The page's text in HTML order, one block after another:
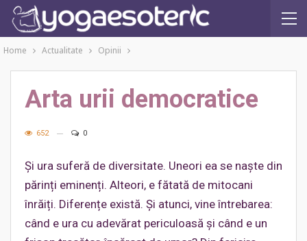
Home Actualitate Opinii
Arta urii democratice
652 0
Și ura suferă de diversitate. Uneori ea se naște din
părinți eminenți. Alteori, e fătată de mitocani
înrăiți. Diferențe există. Și atunci, vine întrebarea:
când e ura cu adevărat periculoasă și când e un